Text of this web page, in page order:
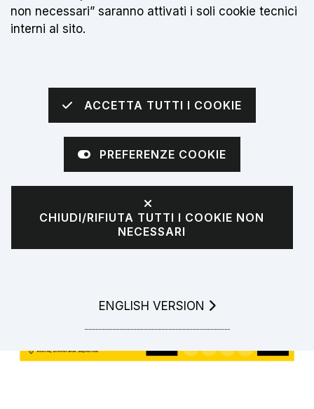
MUDEM e Banca d'Italia per l'accessibilità
MUDEM e Banca
d'Italia per
l'accessibilità
non necessari” saranno attivati i soli cookie tecnici
interni al sito.
ACCETTA TUTTI I COOKIE
PREFERENZE COOKIE
CHIUDI/RIFIUTA TUTTI I COOKIE NON
NECESSARI
GO TO
ENGLISH VERSION